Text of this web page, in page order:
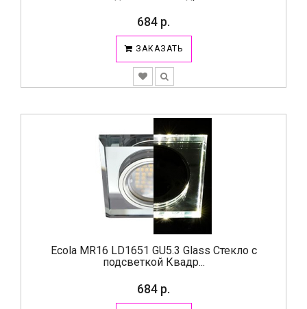
684 р.
ЗАКАЗАТЬ
Ecola MR16 LD1651 GU5.3 Glass Стекло с
подсветкой Квадр...
684 р.